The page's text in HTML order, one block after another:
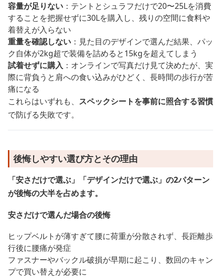
容量が足りない ：テントとシュラフだけで20〜25Lを消費
することを把握せずに30Lを購入し、残りの空間に食料や
着替えが入らない
重量を確認しない ：見た目のデザインで選んだ結果、パッ
ク自体が2kg超で装備を詰めると15kgを超えてしまう
試着せずに購入 ：オンラインで写真だけ見て決めたが、実
際に背負うと肩への食い込みがひどく、長時間の歩行が苦
痛になる
これらはいずれも、 スペックシートを事前に照合する習慣
で防げる失敗です。
後悔しやすい選び方とその理由
「安さだけで選ぶ」「デザインだけで選ぶ」の2パターン
が後悔の大半を占めます。
安さだけで選んだ場合の後悔
ヒップベルトが薄すぎて腰に荷重が分散されず、長距離歩
行後に腰痛が発症
ファスナーやバックル破損が早期に起こり、数回のキャン
プで買い替えが必要に